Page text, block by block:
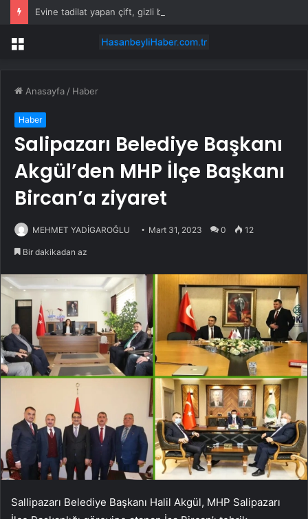
Menü
Anasayfa / Haber
Haber
Salipazarı Belediye Başkanı
Akgül’den MHP İlçe Başkanı
Bircan’a ziyaret
MEHMET YADİGAROĞLU Mart 31, 2023 0 12
Bir dakikadan az
Sallipazarı Belediye Başkanı Halil Akgül, MHP Salipazarı